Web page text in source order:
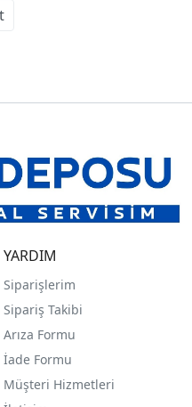
YARDIM
Siparişlerim
Sipariş Takibi
Arıza Formu
İade Formu
Müşteri Hizmetleri